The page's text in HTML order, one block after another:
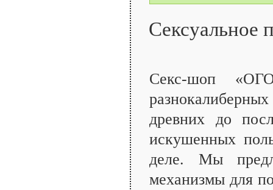
Сексуальное
Секс-шоп
древних до
искушенных
деле. Мы
механизмы для